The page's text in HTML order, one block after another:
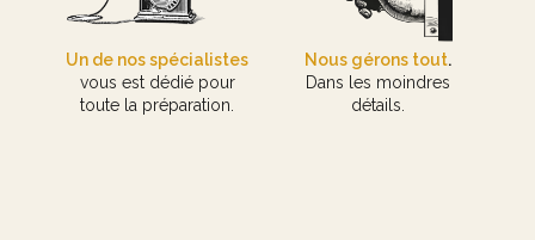
Un de nos spécialistes
vous est dédié pour
toute la préparation.
Nous gérons tout.
Dans les moindres
détails.